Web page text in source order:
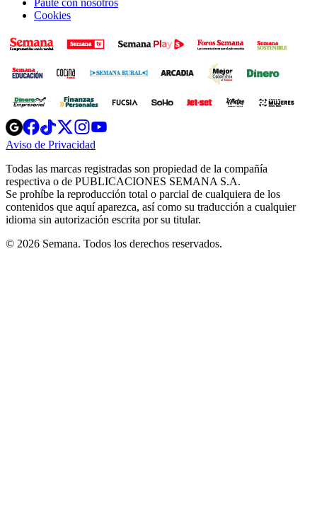
Cookies
Opens
in
new
Opens
in
new
Opens
in
new
window
Opens
new
windowwindow
Aviso de Privacidad
new
window
Todas las marcas registradas son propiedad de la compañía
respectiva o de PUBLICACIONES SEMANA S.A.
Se prohíbe la reproducción total o parcial de cualquiera de los
contenidos que aquí aparezca, así como su traducción a cualquier
idioma sin autorización escrita por su titular.
© 2026 Semana. Todos los derechos reservados.